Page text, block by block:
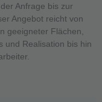
Anfrage bis zur
Angebot reicht von
geeigneter Flächen,
und Realisation bis hin